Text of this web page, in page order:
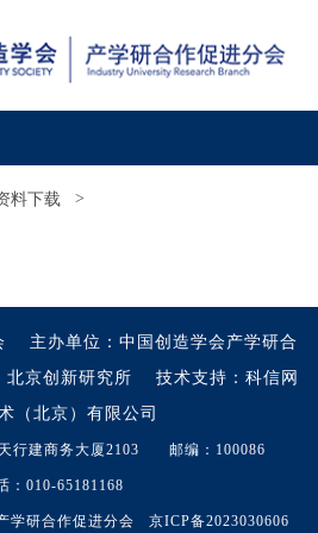
料下载 >
主办单位：中国创造学会产学研合
北京创新研究所
技术支持：科信网
（北京）有限公司
天行建商务大厦2103 邮编：100086
：010-65181168
学研合作促进分会 京ICP备2023030606